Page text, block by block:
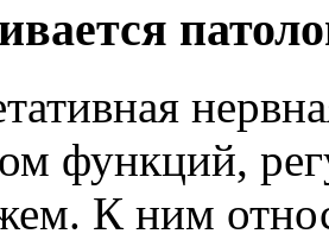
функций,
К ним